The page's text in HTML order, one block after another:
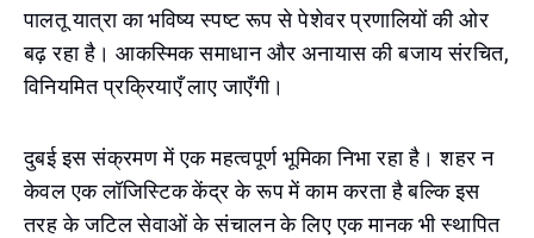
पालतू यात्रा का भविष्य स्पष्ट रूप से पेशेवर प्रणालियों की ओर
बढ़ रहा है। आकस्मिक समाधान और अनायास की बजाय संरचित,
विनियमित प्रक्रियाएँ लाए जाएँगी।
दुबई इस संक्रमण में एक महत्वपूर्ण भूमिका निभा रहा है। शहर न
केवल एक लॉजिस्टिक केंद्र के रूप में काम करता है बल्कि इस
तरह के जटिल सेवाओं के संचालन के लिए एक मानक भी स्थापित